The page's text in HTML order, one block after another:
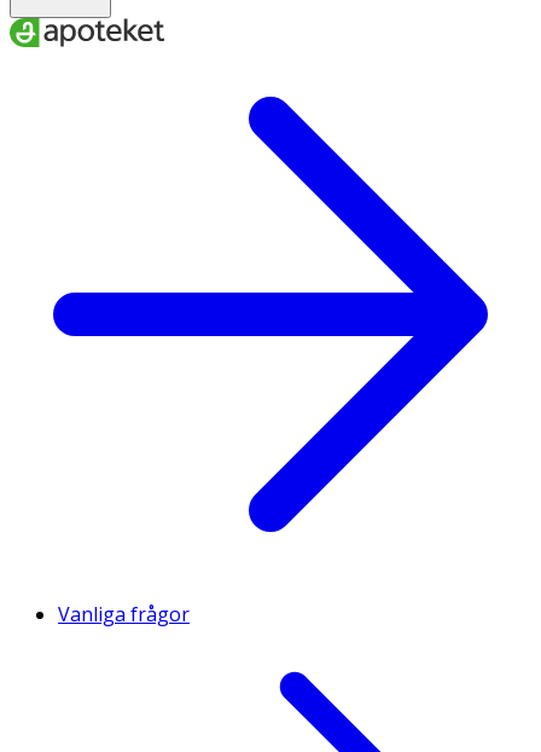
Vanliga frågor